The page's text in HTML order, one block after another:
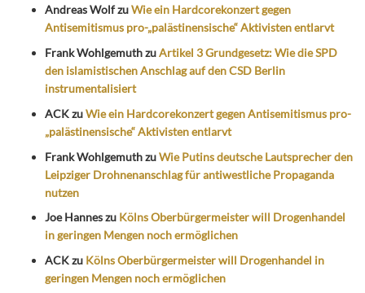
Andreas WolfzuWie ein Hardcorekonzert gegen
Antisemitismus pro-„palästinensische“ Aktivisten entlarvt
Frank WohlgemuthzuArtikel 3 Grundgesetz: Wie die SPD
den islamistischen Anschlag auf den CSD Berlin
instrumentalisiert
ACKzuWie ein Hardcorekonzert gegen Antisemitismus pro-
„palästinensische“ Aktivisten entlarvt
Frank WohlgemuthzuWie Putins deutsche Lautsprecher den
Leipziger Drohnenanschlag für antiwestliche Propaganda
nutzen
Joe Hanneszu Kölns Oberbürgermeister will Drogenhandel
in geringen Mengen noch ermöglichen
ACKzu Kölns Oberbürgermeister will Drogenhandel in
geringen Mengen noch ermöglichen